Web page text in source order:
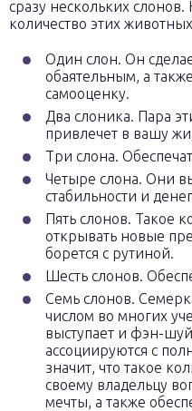
сразу нескольких
количество этих
Один слон. Он
обаятельным, а
самооценку.
Два слоника. Пара
привлечет в вашу
Три слона.
Четыре слона. Они
стабильности и
Пять слонов. Такое
открывать новые
борется с рутиной.
Шесть слонов.
Семь слонов.
числом во многих
выступает и фэн-
ассоциируются с
значит, что такое
своему владельцу
мечты, а также